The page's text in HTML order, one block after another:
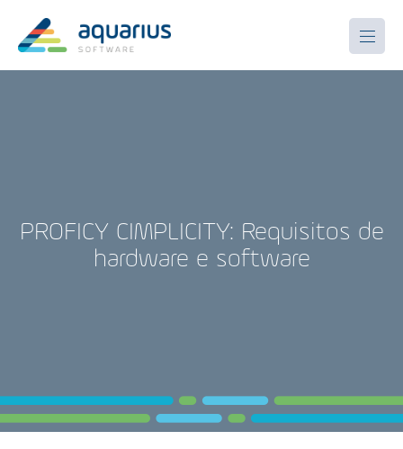
PROFICY CIMPLICITY: Requisitos de
hardware e software